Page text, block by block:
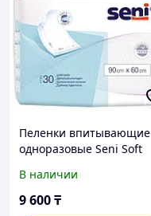
Пеленки впитывающие
одноразовые Seni Soft
В наличии
9 600₸